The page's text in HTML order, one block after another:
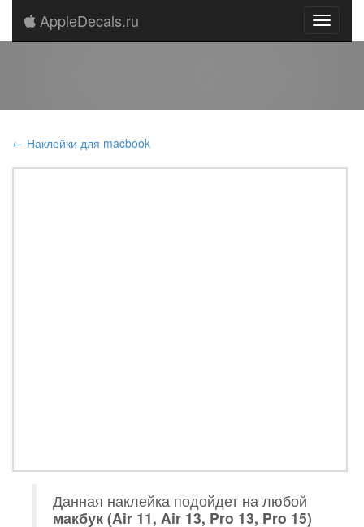
AppleDecals.ru
← Наклейки для macbook
Данная наклейка подойдет на любой
макбук (Air 11, Air 13, Pro 13, Pro 15)